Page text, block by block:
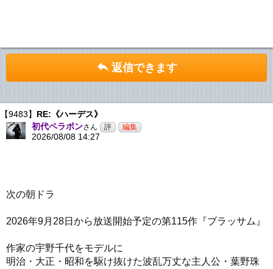
返信できます
【9483】 RE:《ハーデス》
初代ペラポンさん
2026/08/08 14:27
次の朝ドラ
2026年9月28日から放送開始予定の第115作『ブラッサム』
作家の宇野千代をモデルに
明治・大正・昭和を駆け抜けた波乱万丈な主人公・葉野珠